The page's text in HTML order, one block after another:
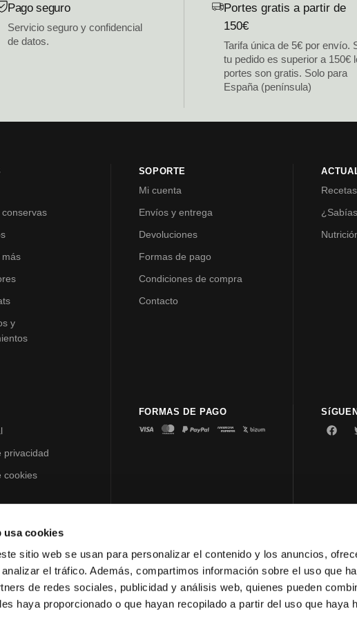
usa cookies
sitio web se usan para personalizar el contenido y los anuncios,
el tráfico. Además, compartimos información sobre el uso que
de redes sociales, publicidad y análisis web, quienes pueden
haya proporcionado o que hayan recopilado a partir del uso que haya
Pago seguro
Servicio seguro y confidencial
de datos.
Portes gratis a partir de
150€
Tarifa única de 5€ por envío.
tu pedido es superior a 150€
portes son gratis. Solo para
España (península)
más
y
SOPORTE
Mi cuenta
Envíos y entrega
Devoluciones
Formas de pago
Condiciones de compra
Contacto
Recetas
privacidad
cookies
FORMAS DE PAGO
© 2023